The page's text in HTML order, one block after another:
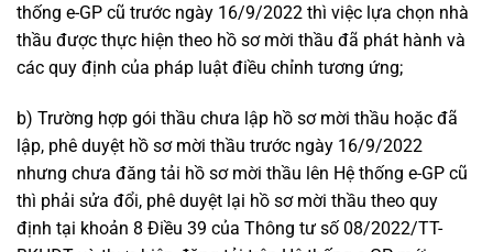
thống e-GP cũ trước ngày 16/9/2022 thì việc lựa chọn nhà
thầu được thực hiện theo hồ sơ mời thầu đã phát hành và
các quy định của pháp luật điều chỉnh tương ứng;
b) Trường hợp gói thầu chưa lập hồ sơ mời thầu hoặc đã
lập, phê duyệt hồ sơ mời thầu trước ngày 16/9/2022
nhưng chưa đăng tải hồ sơ mời thầu lên Hệ thống e-GP cũ
thì phải sửa đổi, phê duyệt lại hồ sơ mời thầu theo quy
định tại khoản 8 Điều 39 của Thông tư số 08/2022/TT-